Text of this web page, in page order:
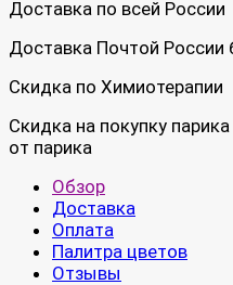
Доставка по всей России
Доставка Почтой России
Скидка по Химиотерапии
Скидка на покупку
от парика
Обзор
Доставка
Оплата
Палитра цветов
Отзывы